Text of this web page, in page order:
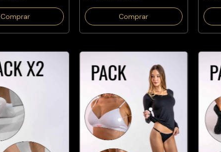
Comprar Comprar